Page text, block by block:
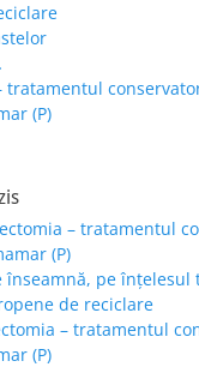
tratamentul
(P)
– tratamentul
(P)
înseamnă, pe înțelesul
de reciclare
– tratamentul
(P)